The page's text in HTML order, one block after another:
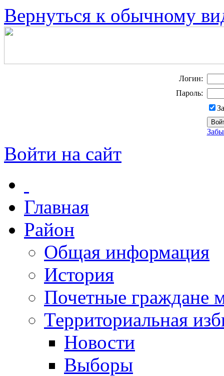
Вернуться к обычному
Логин:
Пароль:
Войти на сайт
Главная
Район
Общая информация
История
Почетные граждане
Территориальная
Новости
Выборы